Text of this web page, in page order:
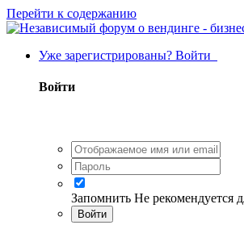
Перейти к содержанию
Уже зарегистрированы? Войти
Войти
Запомнить Не рекомендуется
Войти